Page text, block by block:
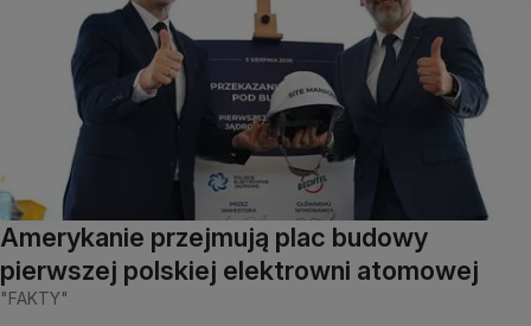
Amerykanie przejmują plac budowy
pierwszej polskiej elektrowni atomowej
"FAKTY"